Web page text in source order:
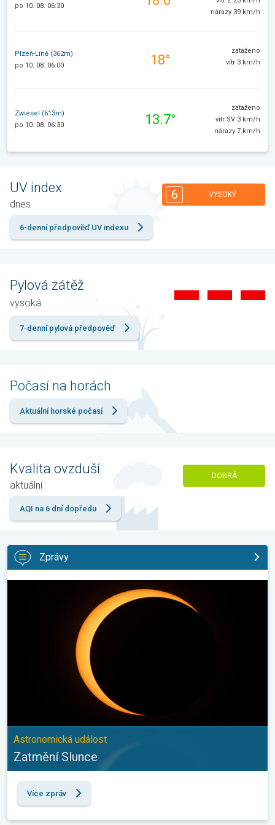
po 10. 08. 06:30
nárazy 39 km/h
Plzeň-Líně (362m)
po 10. 08. 06:00
18°
zataženo
vítr 3 km/h
Zwiesel (613m)
po 10. 08. 06:30
13.7°
zataženo
vítr SV 3 km/h
nárazy 7 km/h
UV index
dnes
6 VYSOKÝ
6-denní předpověď UV indexu
Pylová zátěž
vysoká
7-denní pylová předpověď
Počasí na horách
Aktuální horské počasí
Kvalita ovzduší
aktuální
DOBRÁ
AQI na 6 dní dopředu
Zprávy
Astronomická událost
Zatmění Slunce
Více zpráv